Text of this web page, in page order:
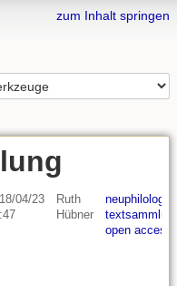
zum Inhalt springen
04/23
Ruth
Hübner
neuphilologie
open access